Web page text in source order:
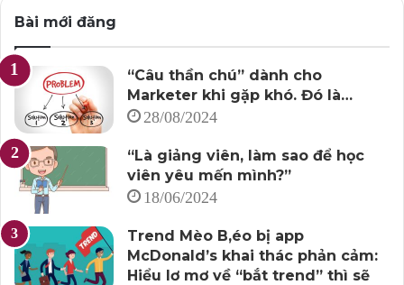
Bài mới đăng
“Câu thần chú” dành cho
Marketer khi gặp khó. Đó là…
28/08/2024
“Là giảng viên, làm sao để học
viên yêu mến mình?”
18/06/2024
Trend Mèo B,éo bị app
McDonald’s khai thác phản cảm:
Hiểu lơ mơ về “bắt trend” thì sẽ